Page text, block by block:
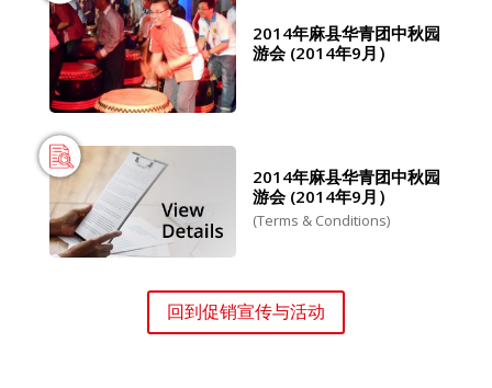
2014年麻县华青团中秋园
游会 (2014年9月）
2014年麻县华青团中秋园
游会 (2014年9月）
(Terms & Conditions)
回到促销宣传与活动